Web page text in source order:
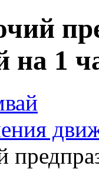
на 1